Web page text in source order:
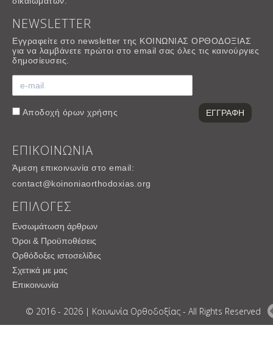
NEWSLETTER
Εγγραφείτε στο newsletter της ΚΟΙΝΩΝΙΑΣ ΟΡΘΟΔΟΞΙΑΣ
για να λαμβάνετε πρώτοι στο email σας όλες τις καινούργιες
δημοσίευσεις.
Αποδοχή όρων χρήσης
ΕΠΙΚΟΙΝΩΝΙΑ
Άμεση επικοινωνία στο email:
contact@koinoniaorthodoxias.org
ΕΠΙΛΟΓΕΣ
Ενσωμάτωση άρθρων
Όροι & Προϋποθέσεις
Ορθόδοξες ιστοσελίδες
Σχετικά με μας
Επικοινωνία
© 2016 - 2026 | Κοινωνία Ορθοδοξίας - All Rights Reserved